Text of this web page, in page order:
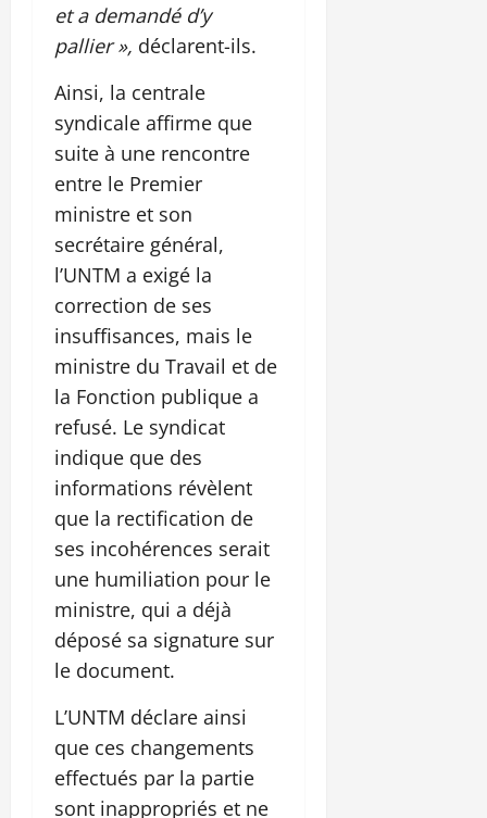
et a demandé d’y
pallier », déclarent-ils.
Ainsi, la centrale
syndicale affirme que
suite à une rencontre
entre le Premier
ministre et son
secrétaire général,
l’UNTM a exigé la
correction de ses
insuffisances, mais le
ministre du Travail et de
la Fonction publique a
refusé. Le syndicat
indique que des
informations révèlent
que la rectification de
ses incohérences serait
une humiliation pour le
ministre, qui a déjà
déposé sa signature sur
le document.
L’UNTM déclare ainsi
que ces changements
effectués par la partie
sont inappropriés et ne